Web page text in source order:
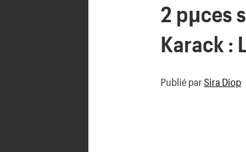
2 pµces
Karack :
Publié par Sira Diop